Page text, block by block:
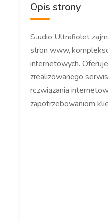
Opis strony
Studio Ultrafiolet
stron www,
internetowych.
zrealizowanego
rozwiązania
zapotrzebowaniom